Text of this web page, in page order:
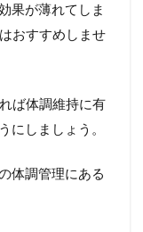
果が薄れてしま
おすすめしませ
ば体調維持に有
にしましょう。
体調管理にある